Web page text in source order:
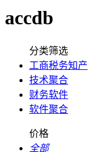
accdb
分类筛选
工商税务知产
技术聚合
财务软件
软件聚合
价格
全部